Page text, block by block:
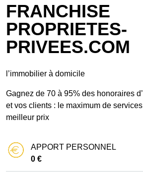
FRANCHISE
PROPRIETES-
PRIVEES.COM
l’immobilier à domicile
Gagnez de 70 à 95% des honoraires
et vos clients : le maximum de
meilleur prix
APPORT PERSONNEL
0 €